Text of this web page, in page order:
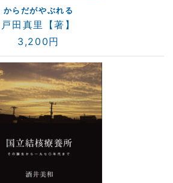
からだがやぶれる
戸田真里【著】
3,200円